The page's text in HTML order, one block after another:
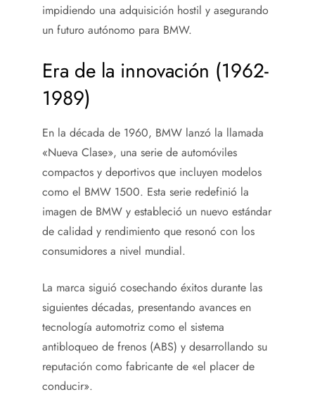
impidiendo una adquisición hostil y asegurando
un futuro autónomo para BMW.
Era de la innovación (1962-
1989)
En la década de 1960, BMW lanzó la llamada
«Nueva Clase», una serie de automóviles
compactos y deportivos que incluyen modelos
como el BMW 1500. Esta serie redefinió la
imagen de BMW y estableció un nuevo estándar
de calidad y rendimiento que resonó con los
consumidores a nivel mundial.
La marca siguió cosechando éxitos durante las
siguientes décadas, presentando avances en
tecnología automotriz como el sistema
antibloqueo de frenos (ABS) y desarrollando su
reputación como fabricante de «el placer de
conducir».